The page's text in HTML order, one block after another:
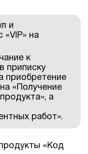
и
на
к
приписку
приобретение
«Получение
а
работ».
«Код